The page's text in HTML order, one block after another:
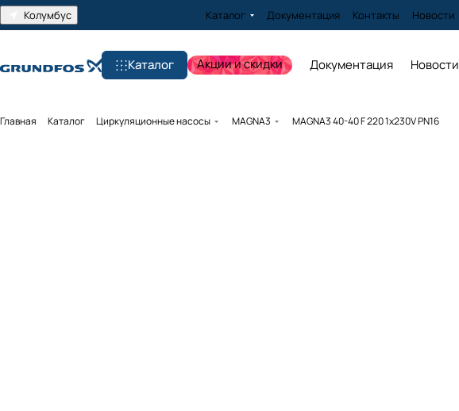
Колумбус Каталог Документация Контакты Новости
Каталог Акции и скидки Документация Новости
Главная Каталог Циркуляционные насосы MAGNA3 MAGNA3 40-40 F 220 1x230V PN16